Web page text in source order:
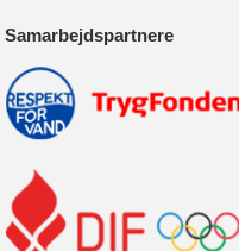
Samarbejdspartnere